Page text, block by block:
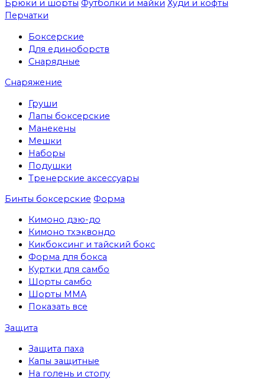
Брюки и шорты Футболки и майки Худи и кофты
Перчатки
Боксерские
Для единоборств
Снарядные
Снаряжение
Груши
Лапы боксерские
Манекены
Мешки
Наборы
Подушки
Тренерские аксессуары
Бинты боксерские Форма
Кимоно дзю-до
Кимоно тхэквондо
Кикбоксинг и тайский бокс
Форма для бокса
Куртки для самбо
Шорты самбо
Шорты MMA
Показать все
Защита
Защита паха
Капы защитные
На голень и стопу